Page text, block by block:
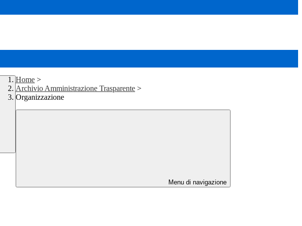
Home >
Archivio Amministrazione Trasparente >
Organizzazione
Menu di navigazione